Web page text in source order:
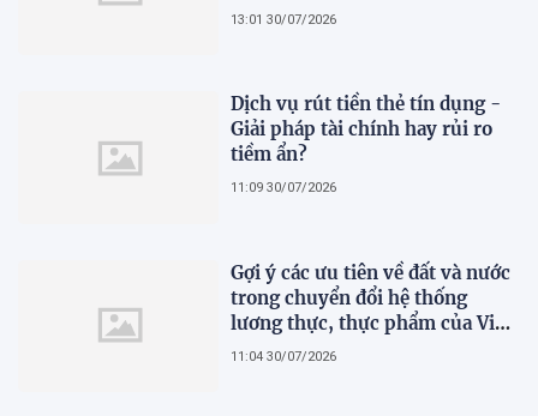
13:01 30/07/2026
Dịch vụ rút tiền thẻ tín dụng -
Giải pháp tài chính hay rủi ro
tiềm ẩn?
11:09 30/07/2026
Gợi ý các ưu tiên về đất và nước
trong chuyển đổi hệ thống
lương thực, thực phẩm của Việt
Nam theo FAO Roadmap
11:04 30/07/2026